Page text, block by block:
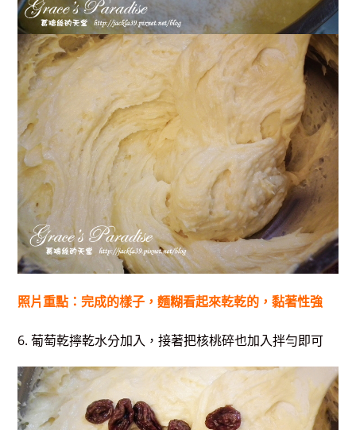
照片重點：完成的樣子，麵糊看起來乾乾的，黏著性強
6. 葡萄乾擰乾水分加入，接著把核桃碎也加入拌勻即可